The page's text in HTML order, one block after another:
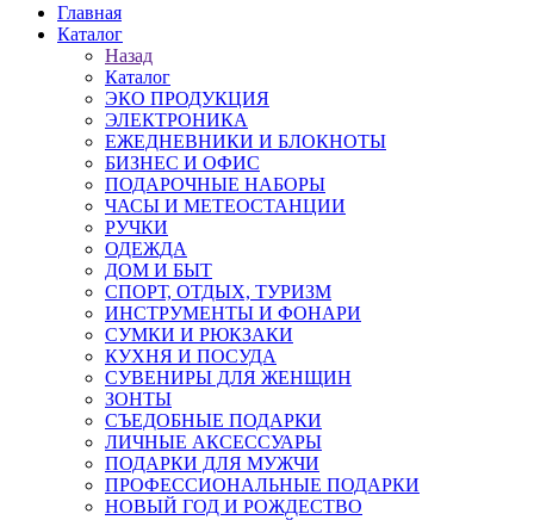
Главная
Каталог
Назад
Каталог
ЭКО ПРОДУКЦИЯ
ЭЛЕКТРОНИКА
ЕЖЕДНЕВНИКИ И БЛОКНОТЫ
БИЗНЕС И ОФИС
ПОДАРОЧНЫЕ НАБОРЫ
ЧАСЫ И МЕТЕОСТАНЦИИ
РУЧКИ
ОДЕЖДА
ДОМ И БЫТ
СПОРТ, ОТДЫХ, ТУРИЗМ
ИНСТРУМЕНТЫ И ФОНАРИ
СУМКИ И РЮКЗАКИ
КУХНЯ И ПОСУДА
СУВЕНИРЫ ДЛЯ ЖЕНЩИН
ЗОНТЫ
СЪЕДОБНЫЕ ПОДАРКИ
ЛИЧНЫЕ АКСЕССУАРЫ
ПОДАРКИ ДЛЯ МУЖЧИ
ПРОФЕССИОНАЛЬНЫЕ ПОДАРКИ
НОВЫЙ ГОД И РОЖДЕСТВО